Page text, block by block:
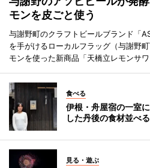
モンを皮ごと使う
与謝野町のクラフトビールブランド「
を手がけるローカルフラッグ（与謝野
モンを使った新商品「天橋立レモンサワ
食べる
伊根・舟屋宿の一室
した丹後の食材並べる
見る・遊ぶ